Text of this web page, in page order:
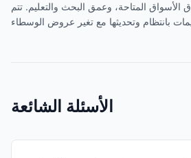
الأسواق المتاحة، وعمق البحث والتعليم. تتم
الأسئلة الشائعة